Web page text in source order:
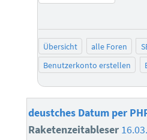
Übersicht alle Foren
Benutzerkonto erstellen
deustches Datum per
Raketenzeitableser